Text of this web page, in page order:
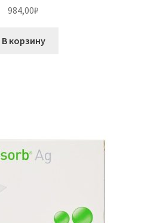
984,00₽
В корзину